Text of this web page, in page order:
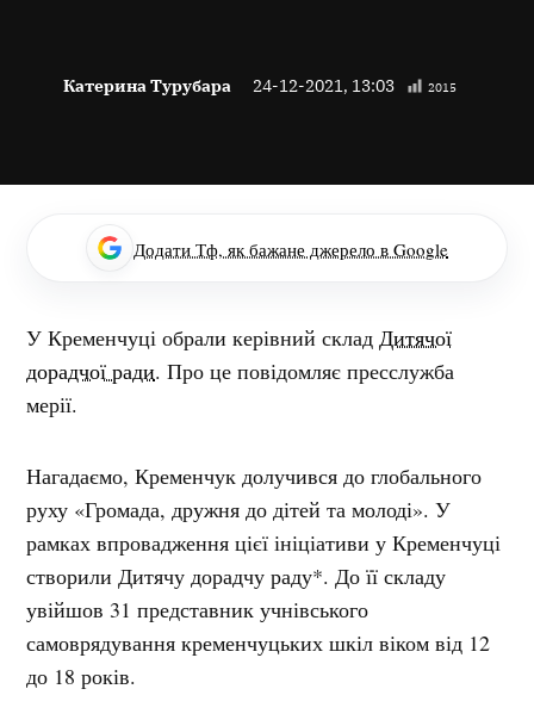
Катерина Турубара 24-12-2021, 13:03 2015
Додати Тф, як бажане джерело в Google
У Кременчуці обрали керівний складДитячої
дорадчої ради. Про це повідомляє пресслужба
мерії.
Нагадаємо, Кременчук долучився до глобального
руху «Громада, дружня до дітей та молоді». У
рамках впровадження цієї ініціативи у Кременчуці
створили Дитячу дорадчу раду*. До її складу
увійшов 31 представник учнівського
самоврядування кременчуцьких шкіл віком від 12
до 18 років.